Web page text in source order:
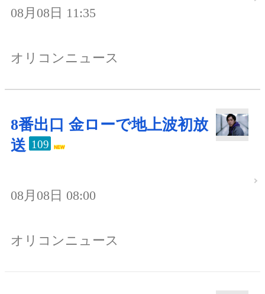
08月08日 11:35
オリコンニュース
8番出口 金ローで地上波初放
送 109
08月08日 08:00
オリコンニュース